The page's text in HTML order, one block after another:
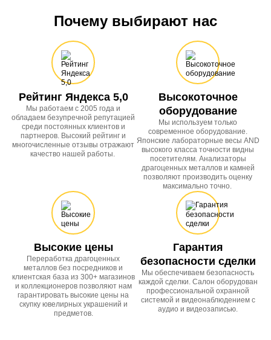
Почему выбирают нас
Рейтинг Яндекса 5,0
Мы работаем с 2005 года и
обладаем безупречной репутацией
среди постоянных клиентов и
партнеров. Высокий рейтинг и
многочисленные отзывы отражают
качество нашей работы.
Высокоточное
оборудование
Мы используем только
современное оборудование.
Японские лабораторные весы AND
высокого класса точности видны
посетителям. Анализаторы
драгоценных металлов и камней
позволяют производить оценку
максимально точно.
Высокие цены
Переработка драгоценных
металлов без посредников и
клиентская база из 300+ магазинов
и коллекционеров позволяют нам
гарантировать высокие цены на
скупку ювелирных украшений и
предметов.
Гарантия
безопасности сделки
Мы обеспечиваем безопасность
каждой сделки. Салон оборудован
профессиональной охранной
системой и видеонаблюдением с
аудио и видеозаписью.